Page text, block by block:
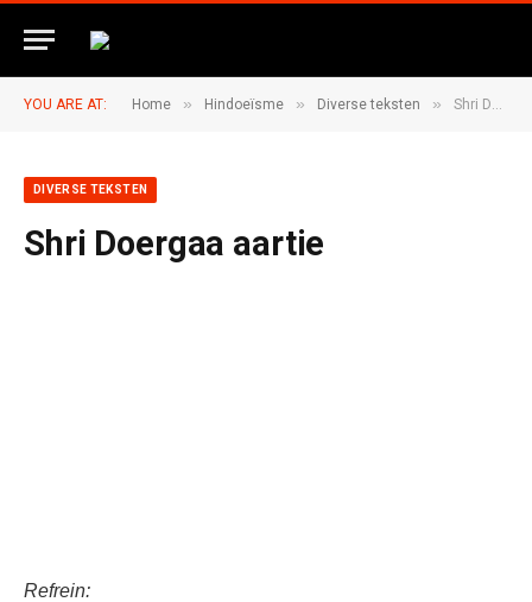
YOU ARE AT: Home » Hindoeïsme » Diverse teksten » Shri Doergaa aartie
DIVERSE TEKSTEN
Shri Doergaa aartie
Refrein: